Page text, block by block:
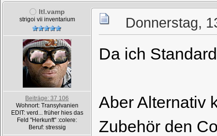
ltl.vamp
strigoi vii inventarium
Beiträge: 37 106
Wohnort: Transylvanien
EDIT: verd... früher hies das
Feld "Herkunft" :colere:
Beruf: stressig
Donnerstag,
Da ich
Aber Alternativ
Zubehör den